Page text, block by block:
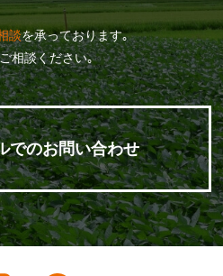
談を承っております｡
相談ください｡
でのお問い合わせ